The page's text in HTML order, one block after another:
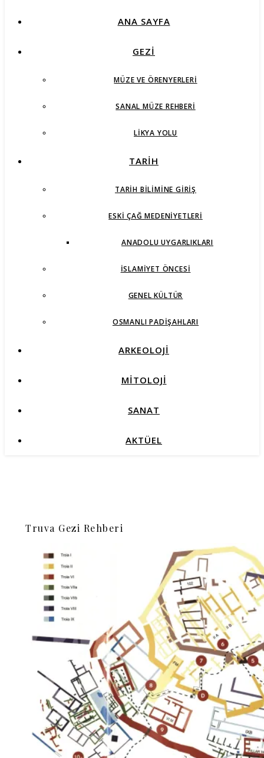
ANA SAYFA
GEZİ
MÜZE VE ÖRENYERLERI
SANAL MÜZE REHBERI
LIKYA YOLU
TARİH
TARIH BILIMINE GIRIŞ
ESKI ÇAĞ MEDENIYETLERI
ANADOLU UYGARLIKLARI
İSLAMIYET ÖNCESI
GENEL KÜLTÜR
OSMANLI PADIŞAHLARI
ARKEOLOJİ
MİTOLOJİ
SANAT
AKTÜEL
Truva Gezi Rehberi